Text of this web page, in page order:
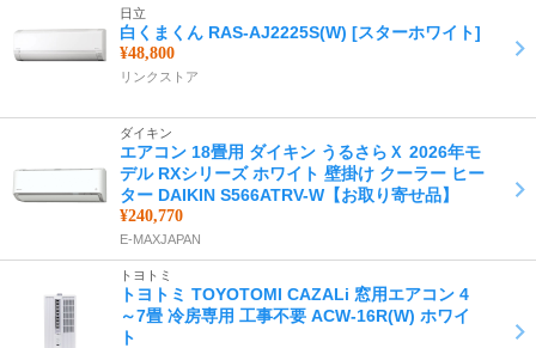
日立
白くまくん RAS-AJ2225S(W) [スターホワイト]
¥48,800
リンクストア
ダイキン
エアコン 18畳用 ダイキン うるさらＸ 2026年モ
デル RXシリーズ ホワイト 壁掛け クーラー ヒー
ター DAIKIN S566ATRV-W【お取り寄せ品】
¥240,770
E-MAXJAPAN
トヨトミ
トヨトミ TOYOTOMI CAZALi 窓用エアコン 4
～7畳 冷房専用 工事不要 ACW-16R(W) ホワイ
ト